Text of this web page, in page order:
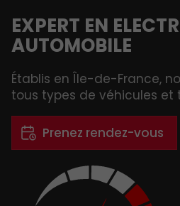
EXPERT EN
AUTOMOBILE
Établis en Île-de-France,
tous types de véhicules et
Prenez rendez-vous